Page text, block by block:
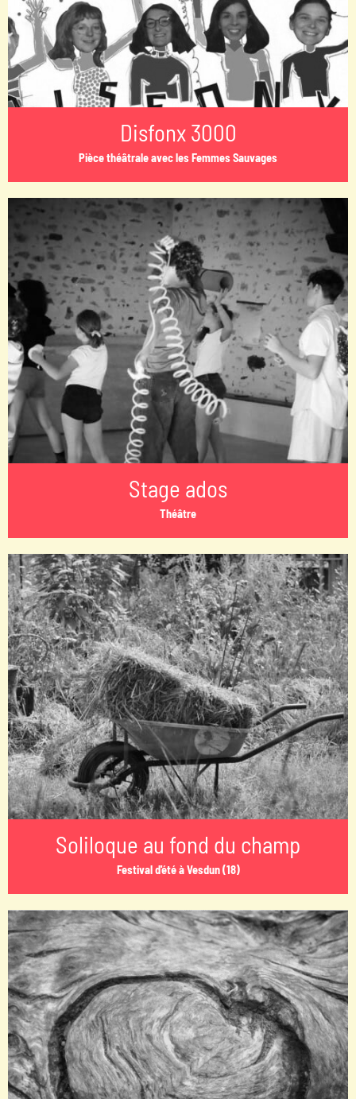
Disfonx 3000
Pièce théâtrale avec les Femmes Sauvages
Stage ados
Théâtre
Soliloque au fond du champ
Festival d'été à Vesdun (18)